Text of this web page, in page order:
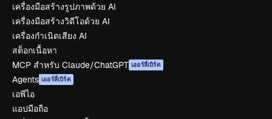
เครื่องมือสร้างรูปภาพด้วย AI
เครื่องมือสร้างวิดีโอด้วย AI
เครื่องกำเนิดเสียง AI
สต็อกเนื้อหา
MCP สำหรับ Claude/ChatGPT เออร์ลี่เบิร์ด
Agents เออร์ลี่เบิร์ด
เอพีไอ
แอปมือถือ